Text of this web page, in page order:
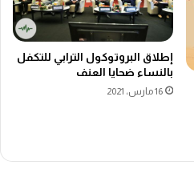
إطلاق البروتوكول الترابي للتكفل
بالنساء ضحايا العنف
16 مارس، 2021